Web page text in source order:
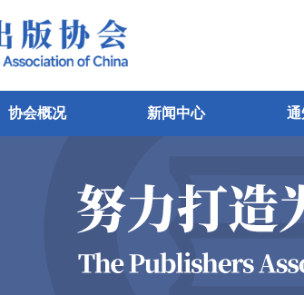
协会概况 新闻中心 通